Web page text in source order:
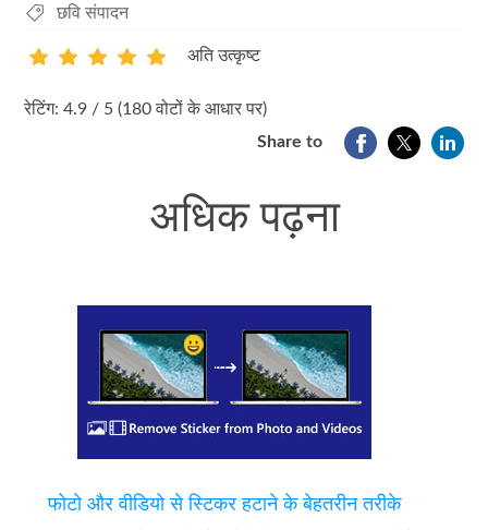
छवि संपादन
1 4
अति उत्कृष्ट
रेटिंग: 4.9 / 5 (180 वोटों के आधार पर)
Share to
अधिक पढ़ना
फोटो और वीडियो से स्टिकर हटाने के बेहतरीन तरीके